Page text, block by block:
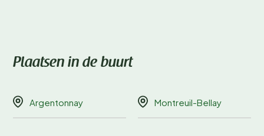
Plaatsen in de buurt
Argentonnay Montreuil-Bellay